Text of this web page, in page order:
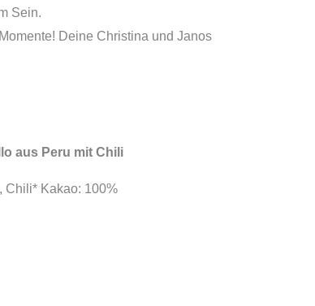
Sein.
Deine Christina und Janos
aus Peru mit Chili
Chili* Kakao: 100%